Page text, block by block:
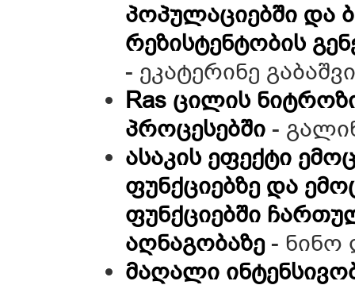
პოპულაციებში და
რეზისტენტობის
- ეკატერინე
Ras ცილის
პროცესებში -
ასაკის ეფექტი
ფუნქციებზე და
ფუნქციებში
აღნაგობაზე- ნინო
მაღალი